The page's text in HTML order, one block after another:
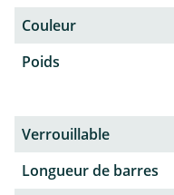
Couleur
Poids
Verrouillable
Longueur de barres